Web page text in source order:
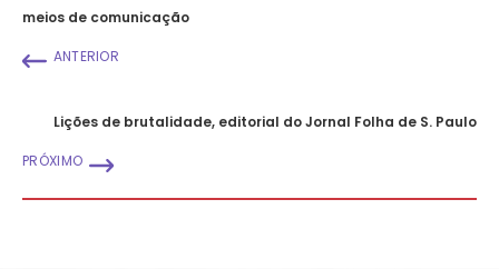
meios de comunicação
ANTERIOR
Lições de brutalidade, editorial do Jornal Folha de S. Paulo
PRÓXIMO